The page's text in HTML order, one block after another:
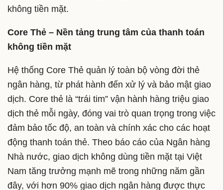
không tiền mặt.
Core Thẻ – Nền tảng trung tâm của thanh toán
không tiền mặt
Hệ thống Core Thẻ quản lý toàn bộ vòng đời thẻ
ngân hàng, từ phát hành đến xử lý và bảo mật giao
dịch. Core thẻ là “trái tim” vận hành hàng triệu giao
dịch thẻ mỗi ngày, đóng vai trò quan trọng trong việc
đảm bảo tốc độ, an toàn và chính xác cho các hoạt
động thanh toán thẻ. Theo báo cáo của Ngân hàng
Nhà nước, giao dịch không dùng tiền mặt tại Việt
Nam tăng trưởng mạnh mẽ trong những năm gần
đây, với hơn 90% giao dịch ngân hàng được thực